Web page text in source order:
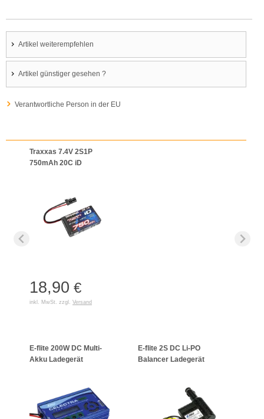
Artikel weiterempfehlen
Artikel günstiger gesehen ?
Verantwortliche Person in der EU
Traxxas 7.4V 2S1P
750mAh 20C iD
18,90 €
inkl. MwSt. zzgl. Versand
E-flite 200W DC Multi-
Akku Ladegerät
E-flite 2S DC Li-PO
Balancer Ladegerät